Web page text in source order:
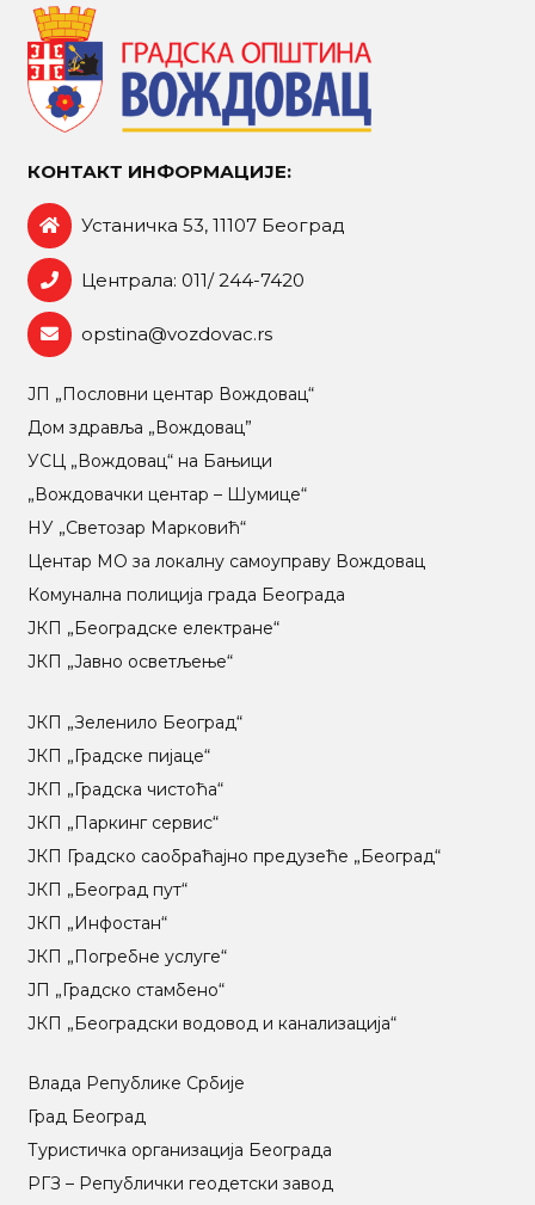
КОНТАКТ ИНФОРМАЦИЈЕ:
Устаничка 53, 11107 Београд
Централа: 011/ 244-7420
opstina@vozdovac.rs
ЈП „Пословни центар Вождовац“
Дом здравља „Вождовац”
УСЦ „Вождовац“ на Бањици
„Вождовачки центар – Шумице“
НУ „Светозар Марковић“
Центар МO за локалну самоуправу Вождовац
Комунална полиција града Београда
ЈКП „Београдске електране“
ЈКП „Јавно осветљење“
ЈКП „Зеленило Београд“
ЈКП „Градске пијаце“
ЈКП „Градска чистоћа“
ЈКП „Паркинг сервис“
ЈКП Градско саобраћајно предузеће „Београд“
ЈКП „Београд пут“
ЈКП „Инфостан“
ЈКП „Погребне услуге“
ЈП „Градско стамбено“
ЈКП „Београдски водовод и канализација“
Влада Републике Србије
Град Београд
Туристичка организација Београда
РГЗ – Републички геодетски завод